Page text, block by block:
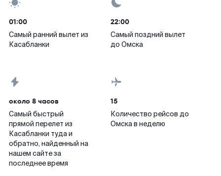
01:00
Самый ранний вылет из
Касабланки
22:00
Самый поздний вылет
до Омска
около 8 часов
Самый быстрый
прямой перелет из
Касабланки туда и
обратно, найденный на
нашем сайте за
последнее время
15
Количество рейсов до
Омска в неделю